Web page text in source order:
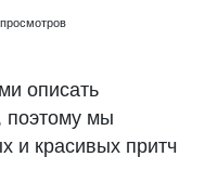
описать
поэтому мы
и красивых притч